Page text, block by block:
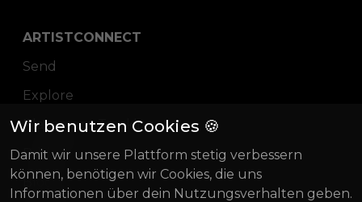
ARTISTCONNECT
Send
Explore
Placement Tracking
Pricing
Blog
Wir benutzen Cookies 🍪
Damit wir unsere Plattform stetig verbessern
können, benötigen wir Cookies, die uns
Informationen über dein Nutzungsverhalten geben.